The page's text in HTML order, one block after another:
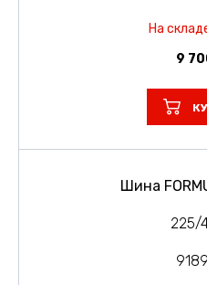
На
9
Шина
225/